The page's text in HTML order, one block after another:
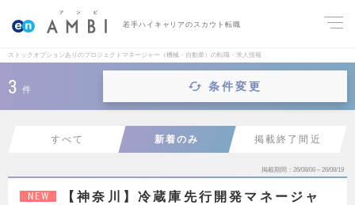
若手ハイキャリアのスカウト転職
ストックオプションありのプロジェクトマネージャー（機械・自動車）の転職・求人情報
3 件 条件変更
すべて 新着のみ 掲載終了間近
掲載期間 26/08/06～26/08/19
NEW
【神奈川】冷蔵庫先行開発マネージャ